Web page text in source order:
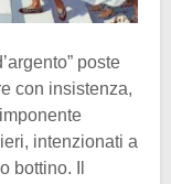
poste
con insistenza,
intenzionati a
bottino. Il